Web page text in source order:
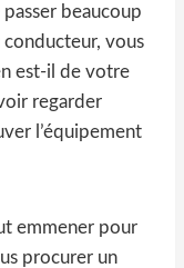
beaucoup
vous
est-il de votre
regarder
l’équipement
emmener pour
procurer un